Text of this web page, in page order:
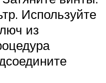
Используйте
из